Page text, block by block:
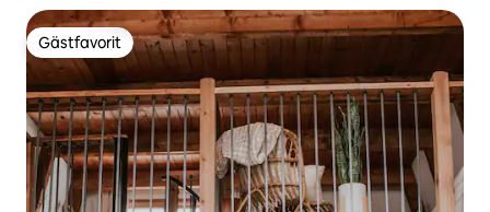
Gästfavorit
Gästfavorit